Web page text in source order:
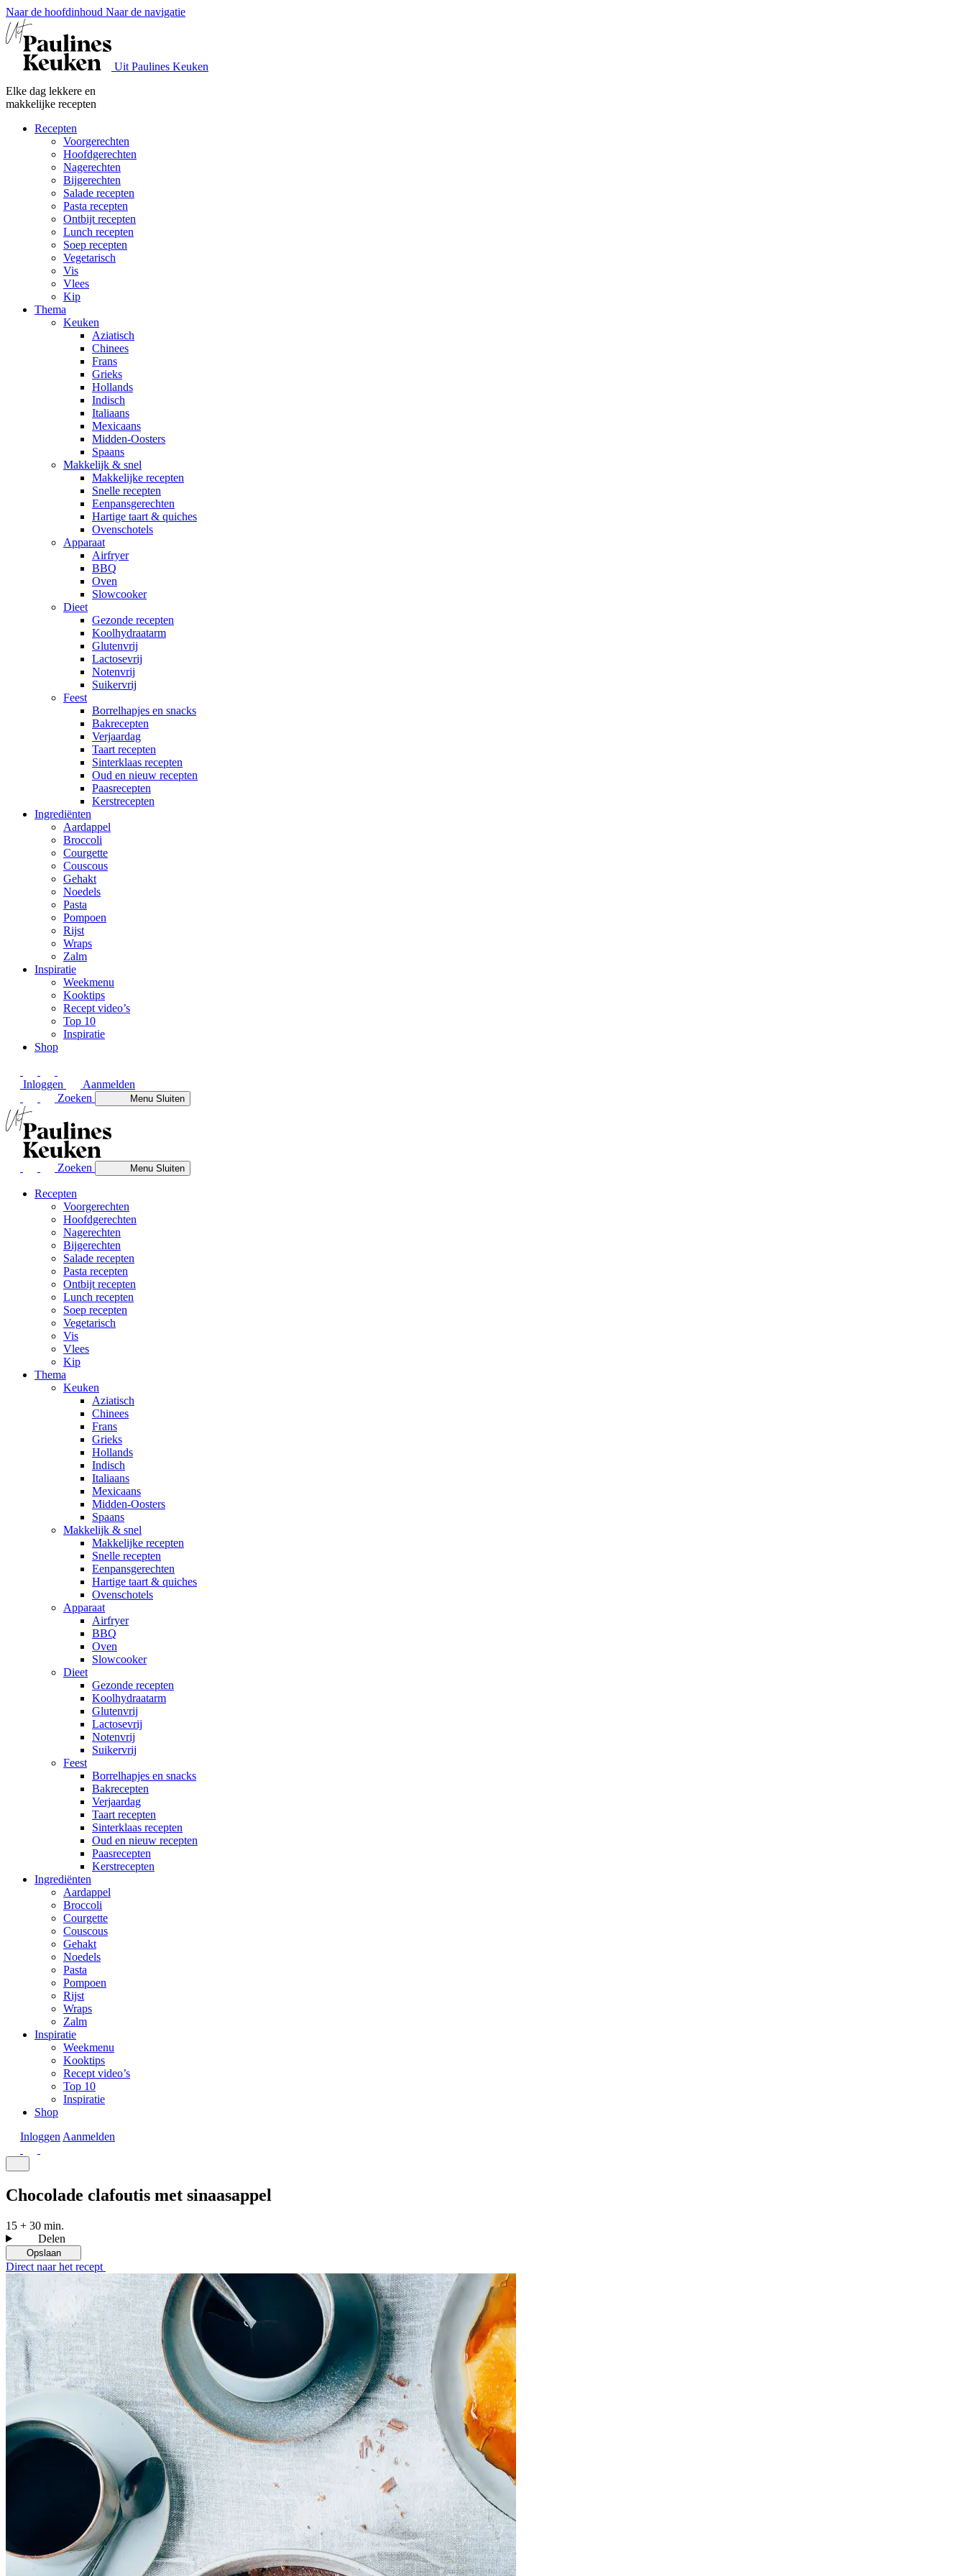
Naar de hoofdinhoud Naar de navigatie
Uit Paulines Keuken
Elke dag lekkere en
makkelijke recepten
Recepten
Voorgerechten
Hoofdgerechten
Nagerechten
Bijgerechten
Salade recepten
Pasta recepten
Ontbijt recepten
Lunch recepten
Soep recepten
Vegetarisch
Vis
Vlees
Kip
Thema
Keuken
Aziatisch
Chinees
Frans
Grieks
Hollands
Indisch
Italiaans
Mexicaans
Midden-Oosters
Spaans
Makkelijk & snel
Makkelijke recepten
Snelle recepten
Eenpansgerechten
Hartige taart & quiches
Ovenschotels
Apparaat
Airfryer
BBQ
Oven
Slowcooker
Dieet
Gezonde recepten
Koolhydraatarm
Glutenvrij
Lactosevrij
Notenvrij
Suikervrij
Feest
Borrelhapjes en snacks
Bakrecepten
Verjaardag
Taart recepten
Sinterklaas recepten
Oud en nieuw recepten
Paasrecepten
Kerstrecepten
Ingrediënten
Aardappel
Broccoli
Courgette
Couscous
Gehakt
Noedels
Pasta
Pompoen
Rijst
Wraps
Zalm
Inspiratie
Weekmenu
Kooktips
Recept video’s
Top 10
Inspiratie
Shop
Inloggen
Aanmelden
Zoeken
MenuSluiten
Zoeken MenuSluiten
Recepten
Voorgerechten
Hoofdgerechten
Nagerechten
Bijgerechten
Salade recepten
Pasta recepten
Ontbijt recepten
Lunch recepten
Soep recepten
Vegetarisch
Vis
Vlees
Kip
Thema
Keuken
Aziatisch
Chinees
Frans
Grieks
Hollands
Indisch
Italiaans
Mexicaans
Midden-Oosters
Spaans
Makkelijk & snel
Makkelijke recepten
Snelle recepten
Eenpansgerechten
Hartige taart & quiches
Ovenschotels
Apparaat
Airfryer
BBQ
Oven
Slowcooker
Dieet
Gezonde recepten
Koolhydraatarm
Glutenvrij
Lactosevrij
Notenvrij
Suikervrij
Feest
Borrelhapjes en snacks
Bakrecepten
Verjaardag
Taart recepten
Sinterklaas recepten
Oud en nieuw recepten
Paasrecepten
Kerstrecepten
Ingrediënten
Aardappel
Broccoli
Courgette
Couscous
Gehakt
Noedels
Pasta
Pompoen
Rijst
Wraps
Zalm
Inspiratie
Weekmenu
Kooktips
Recept video’s
Top 10
Inspiratie
Shop
Inloggen Aanmelden
Chocolade clafoutis met sinaasappel
15 + 30 min.
Delen
Opslaan
Direct naar het recept